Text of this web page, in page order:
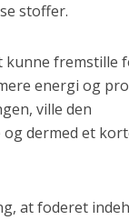
stoffer.
fremstille
energi og
ville den
dermed et
at foderet